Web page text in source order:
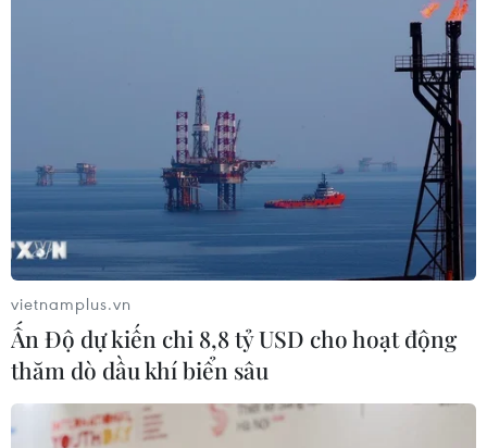
vietnamplus.vn
Ấn Độ dự kiến chi 8,8 tỷ USD cho hoạt động
thăm dò dầu khí biển sâu